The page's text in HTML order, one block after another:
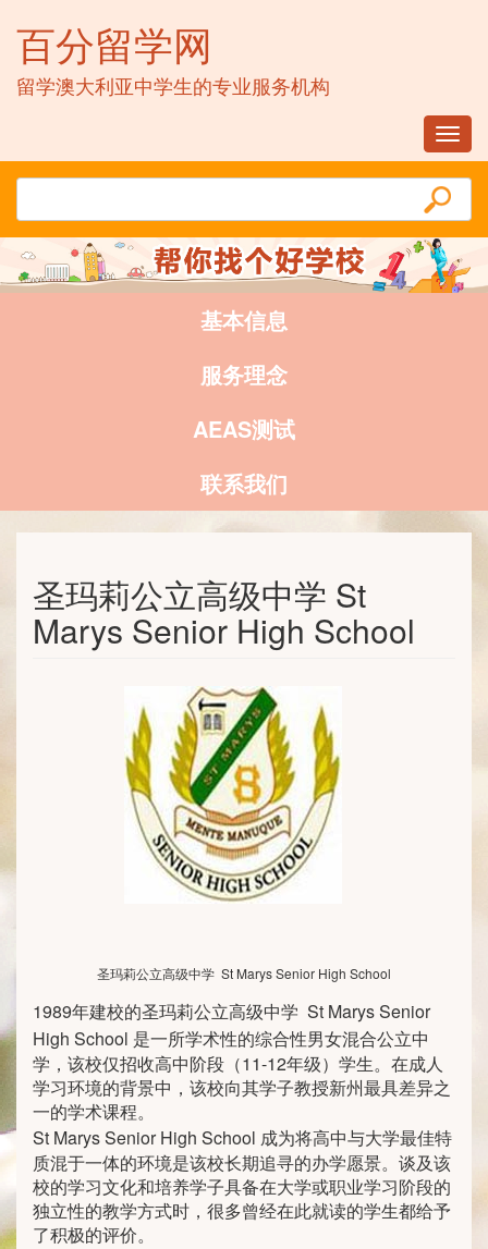
百分留学网
留学澳大利亚中学生的专业服务机构
基本信息
服务理念
AEAS测试
联系我们
圣玛莉公立高级中学 St
Marys Senior High School
圣玛莉公立高级中学 St Marys Senior High School
1989年建校的圣玛莉公立高级中学 St Marys Senior
High School 是一所学术性的综合性男女混合公立中
学，该校仅招收高中阶段（11-12年级）学生。在成人
学习环境的背景中，该校向其学子教授新州最具差异之
一的学术课程。
St Marys Senior High School 成为将高中与大学最佳特
质混于一体的环境是该校长期追寻的办学愿景。谈及该
校的学习文化和培养学子具备在大学或职业学习阶段的
独立性的教学方式时，很多曾经在此就读的学生都给予
了积极的评价。